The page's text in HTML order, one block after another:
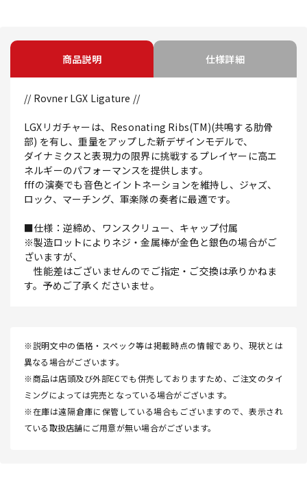
商品説明 仕様詳細
// Rovner LGX Ligature //
LGXリガチャーは、Resonating Ribs(TM)(共鳴する肋骨
部) を有し、重量をアップした新デザインモデルで、
ダイナミクスと表現力の限界に挑戦するプレイヤーに高エ
ネルギーのパフォーマンスを提供します。
fffの演奏でも音色とイントネーションを維持し、ジャズ、
ロック、マーチング、軍楽隊の奏者に最適です。
■仕様：逆締め、ワンスクリュー、キャップ付属
※製造ロットによりネジ・金属棒が金色と銀色の場合がご
ざいますが、
性能差はございませんのでご指定・ご交換は承りかねま
す。予めご了承くださいませ。
※説明文中の価格・スペック等は掲載時点の情報であり、現状とは
異なる場合がございます。
※商品は店頭及び外部ECでも併売しておりますため、ご注文のタイ
ミングによっては完売となっている場合がございます。
※在庫は遠隔倉庫に保管している場合もございますので、表示され
ている取扱店舗にご用意が無い場合がございます。